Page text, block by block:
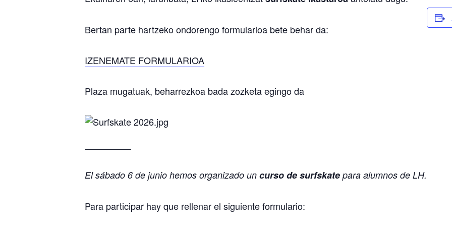
Bertan parte hartzeko ondorengo formularioa bete behar da:
IZENEMATE FORMULARIOA
Plaza mugatuak, beharrezkoa bada zozketa egingo da
——————–
El sábado 6 de junio hemos organizado un curso de surfskate para alumnos de LH.
Para participar hay que rellenar el siguiente formulario: